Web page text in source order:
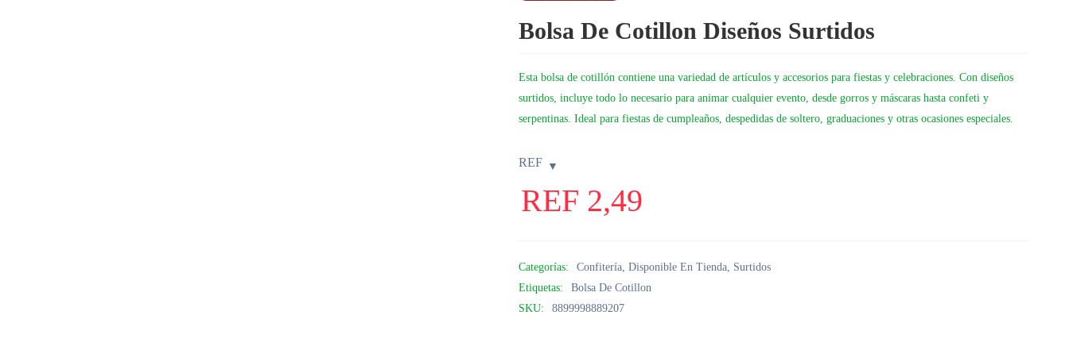
Bolsa De Cotillon Diseños Surtidos
Esta bolsa de cotillón contiene una variedad de artículos y accesorios para fiestas y celebraciones. Con diseños
surtidos, incluye todo lo necesario para animar cualquier evento, desde gorros y máscaras hasta confeti y
serpentinas. Ideal para fiestas de cumpleaños, despedidas de soltero, graduaciones y otras ocasiones especiales.
REF
REF 2,49
Categorías: Confitería,Disponible En Tienda, Surtidos
Etiquetas:
Bolsa De Cotillon
SKU:
8899998889207